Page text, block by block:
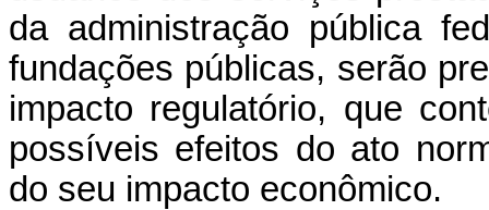
da administração pública
fundações públicas, serão
impacto regulatório, que
possíveis efeitos do ato
do seu impacto econômico.